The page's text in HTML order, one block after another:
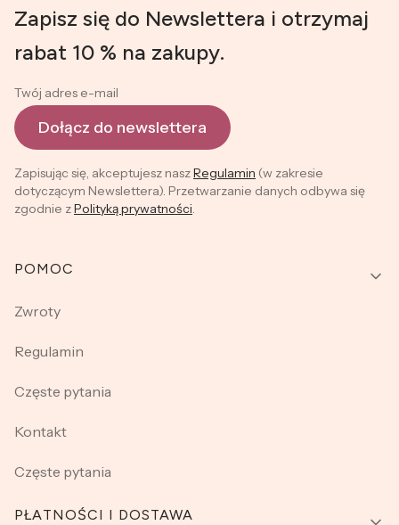
Zapisz się do Newslettera i otrzymaj
rabat 10 % na zakupy.
Twój adres e-mail
Dołącz do newslettera
Zapisując się, akceptujesz naszRegulamin (w zakresie
dotyczącym Newslettera). Przetwarzanie danych odbywa się
zgodnie zPolityką prywatności.
Linki w stopce
POMOC
Zwroty
Regulamin
Częste pytania
Kontakt
Częste pytania
PŁATNOŚCI I DOSTAWA